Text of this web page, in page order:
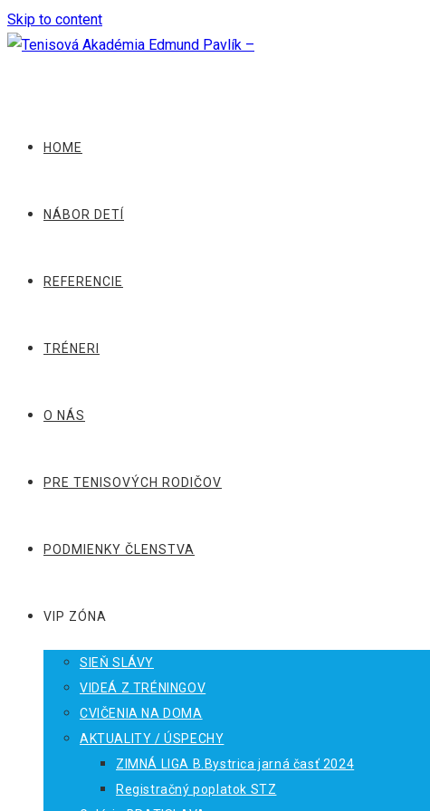
Skip to content
HOME
NÁBOR DETÍ
REFERENCIE
TRÉNERI
O NÁS
PRE TENISOVÝCH RODIČOV
PODMIENKY ČLENSTVA
VIP ZÓNA
SIEŇ SLÁVY
VIDEÁ Z TRÉNINGOV
CVIČENIA NA DOMA
AKTUALITY / ÚSPECHY
ZIMNÁ LIGA B.Bystrica jarná časť 2024
Registračný poplatok STZ